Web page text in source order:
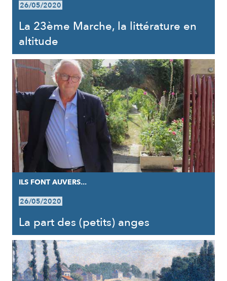
26/05/2020
La 23ème Marche, la littérature en
altitude
ILS FONT AUVERS...
26/05/2020
La part des (petits) anges